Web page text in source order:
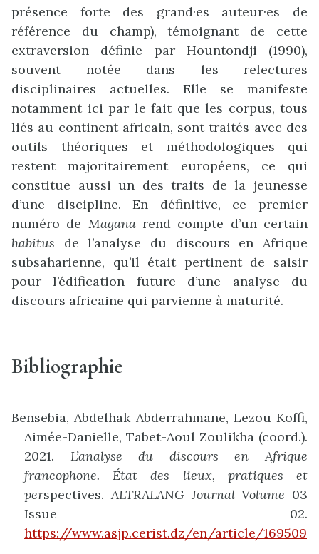
présence forte des grand·es auteur·es de
référence du champ), témoignant de cette
extraversion définie par Hountondji (1990),
souvent notée dans les relectures
disciplinaires actuelles. Elle se manifeste
notamment ici par le fait que les corpus, tous
liés au continent africain, sont traités avec des
outils théoriques et méthodologiques qui
restent majoritairement européens, ce qui
constitue aussi un des traits de la jeunesse
d’une discipline. En définitive, ce premier
numéro de Maganarend compte d’un certain
habitus de l’analyse du discours en Afrique
subsaharienne, qu’il était pertinent de saisir
pour l’édification future d’une analyse du
discours africaine qui parvienne à maturité.
Bibliographie
Bensebia, Abdelhak Abderrahmane, Lezou Koffi,
Aimée-Danielle, Tabet-Aoul Zoulikha (coord.).
2021. L’analyse du discours en Afrique
francophone. État des lieux, pratiques et
perspectives.ALTRALANG Journal Volume 03
Issue 02.
https://www.asjp.cerist.dz/en/article/169509